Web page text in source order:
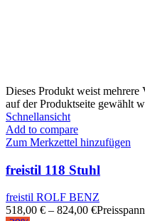
Dieses Produkt weist
auf der Produktseite gewählt
Schnellansicht
Add to compare
Zum Merkzettel hinzufügen
freistil 118 Stuhl
freistil ROLF BENZ
518,00 € – 824,00 €